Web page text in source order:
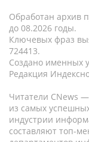
Обработан архив
до 08.2026 годы.
Ключевых фраз
724413.
Создано именных
Редакция
Читатели CNews
из самых
индустрии
составляют топ-